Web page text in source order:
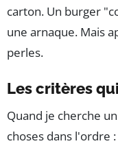
carton. Un burger
une arnaque. Mais
perles.
Les critères
Quand je cherche
choses dans l'ordre :